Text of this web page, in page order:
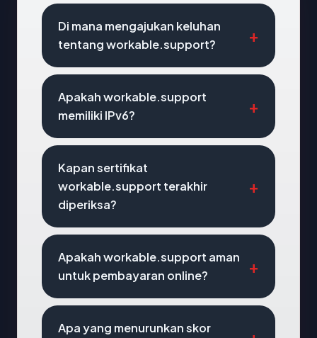
Di mana mengajukan keluhan
tentang workable.support?
Apakah workable.support
memiliki IPv6?
Kapan sertifikat
workable.support terakhir
diperiksa?
Apakah workable.support aman
untuk pembayaran online?
Apa yang menurunkan skor